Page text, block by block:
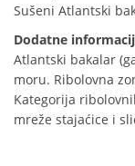
Sušeni Atlantski
Dodatne
Atlantski bakalar
moru. Ribolovna
Kategorija
mreže stajaćice i